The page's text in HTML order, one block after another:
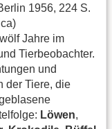
1956, 224 S.
Jahre im
Tierbeobachter.
und
der Tiere, die
Löwen,